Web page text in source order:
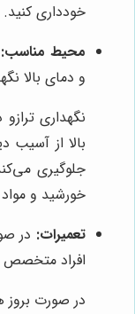
خودداری کنید.
محیط مناسب:
و دمای بالا
نگهداری
بالا از آسیب
جلوگیری
خورشید و
تعمیرات: در
افراد متخصص
در صورت بروز